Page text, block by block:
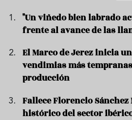
"Un viñedo bien labrado
frente al avance de las
El Marco de Jerez inicia
vendimias más
producción
Fallece Florencio
histórico del sector